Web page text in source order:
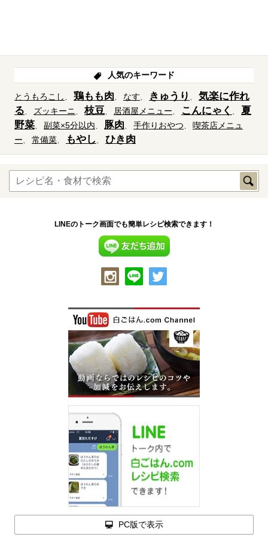
人気のキーワード
とうもろこし 鶏もも肉 なす きゅうり
気楽に作れ
る
ズッキーニ 枝豆 居酒屋メニュー こんにゃく
夏
野菜
副菜×5分以内 豚肉 手作りおやつ
喫茶店メニュ
ー
常備菜 もやし ひき肉
LINEのトーク画面でも簡単レシピ検索できます！
PC版で表示